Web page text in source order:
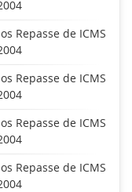
Repasse de ICMS
Repasse de ICMS
Repasse de ICMS
Repasse de ICMS